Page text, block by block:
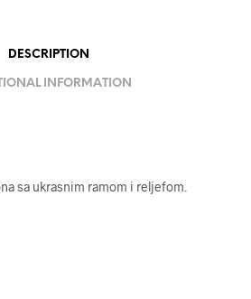
DESCRIPTION
INFORMATION
sa ukrasnim ramom i reljefom.